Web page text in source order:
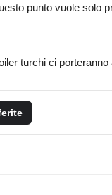
punto vuole solo
turchi ci